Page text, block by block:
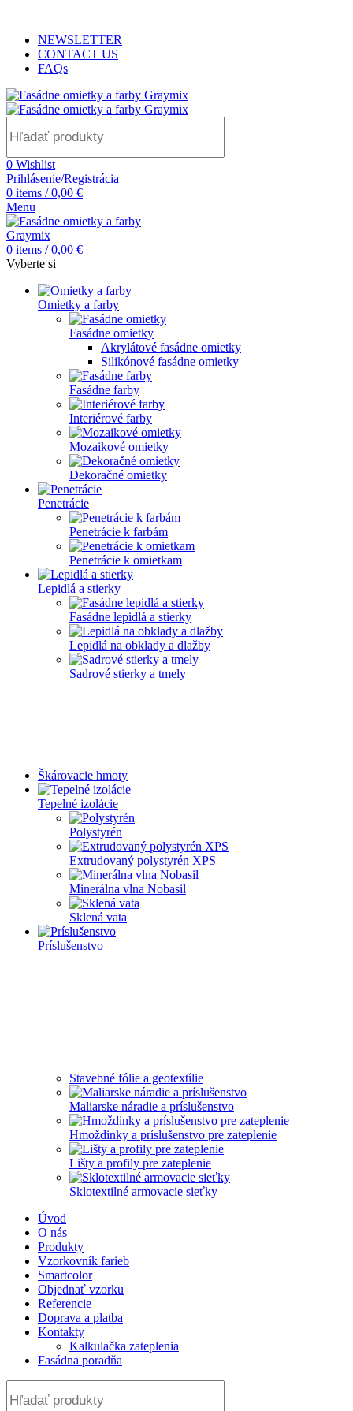
NEWSLETTER
CONTACT US
FAQs
0 Wishlist
Prihlásenie/Registrácia
0 items / 0,00 €
Menu
0 items / 0,00 €
Vyberte si
Omietky a farby
Fasádne omietky
Akrylátové fasádne omietky
Silikónové fasádne omietky
Fasádne farby
Interiérové farby
Mozaikové omietky
Dekoračné omietky
Penetrácie
Penetrácie k farbám
Penetrácie k omietkam
Lepidlá a stierky
Fasádne lepidlá a stierky
Lepidlá na obklady a dlažby
Sadrové stierky a tmely
Škárovacie hmoty
Tepelné izolácie
Polystyrén
Extrudovaný polystyrén XPS
Minerálna vlna Nobasil
Sklená vata
Príslušenstvo
Stavebné fólie a geotextílie
Maliarske náradie a príslušenstvo
Hmoždinky a príslušenstvo pre zateplenie
Lišty a profily pre zateplenie
Sklotextilné armovacie sieťky
Úvod
O nás
Produkty
Vzorkovník farieb
Smartcolor
Objednať vzorku
Referencie
Doprava a platba
Kontakty
Kalkulačka zateplenia
Fasádna poradňa